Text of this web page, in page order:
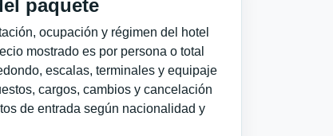
paquete
ocupación y régimen del hotel
mostrado es por persona o total
escalas, terminales y equipaje
cargos, cambios y cancelación
de entrada según nacionalidad y